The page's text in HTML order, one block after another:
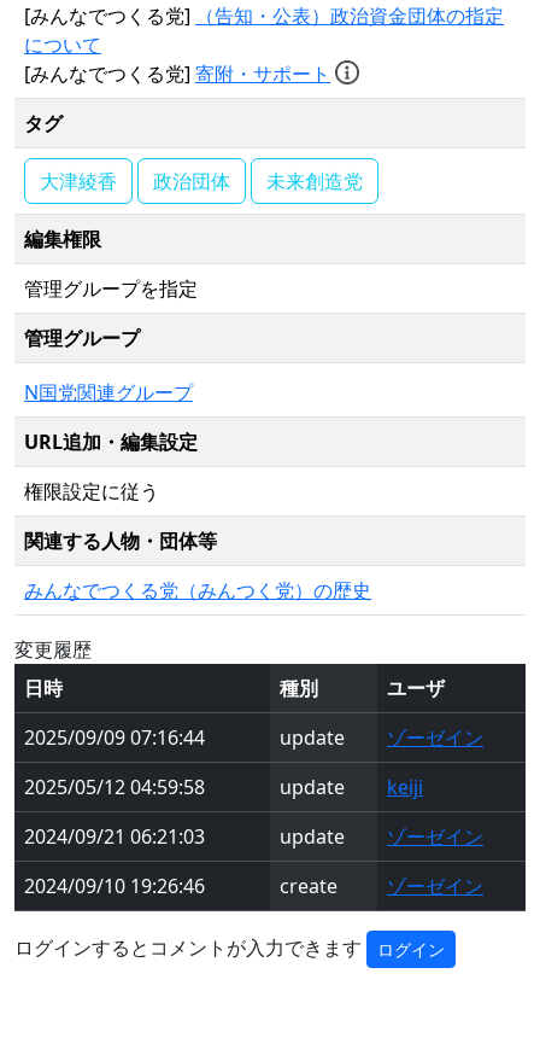
[みんなでつくる党]
（告知・公表）政治資金団体の指定
について
[みんなでつくる党] 寄附・サポート
タグ
大津綾香 政治団体 未来創造党
編集権限
管理グループを指定
管理グループ
N国党関連グループ
URL追加・編集設定
権限設定に従う
関連する人物・団体等
みんなでつくる党（みんつく党）の歴史
変更履歴
日時
種別
ユーザ
2025/09/09 07:16:44
update
ゾーゼイン
2025/05/12 04:59:58
update
keiji
2024/09/21 06:21:03
update
ゾーゼイン
2024/09/10 19:26:46
create ゾーゼイン
ログインするとコメントが入力できます ログイン